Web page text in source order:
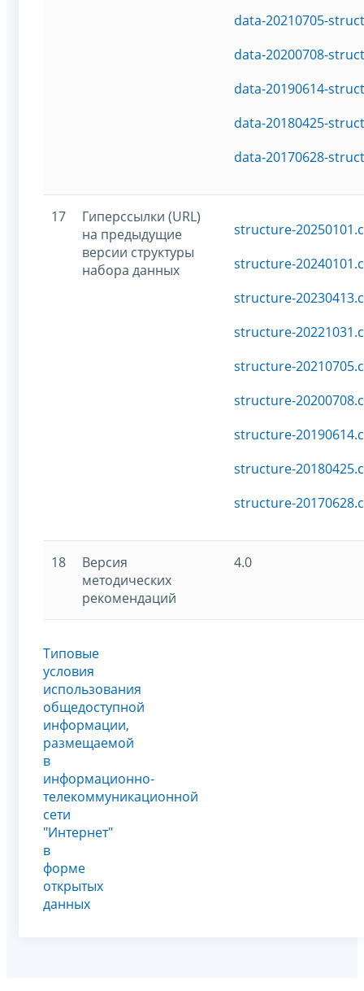
data-20210705-
data-20200708-
data-20190614-
data-20180425-
data-20170628-
17
Гиперссылки (URL)
на предыдущие
версии структуры
набора данных
structure-
structure-
structure-
structure-
structure-
structure-
structure-
structure-
structure-
18
Версия
методических
рекомендаций
4.0
Типовые
условия
использования
общедоступной
информации,
размещаемой
в
информационно-
телекоммуникационной
сети
"Интернет"
в
форме
открытых
данных